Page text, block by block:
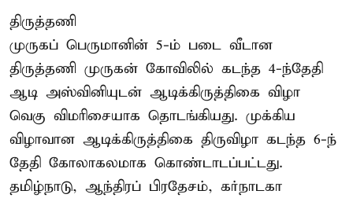
திருத்தணி
முருகப் பெருமானின் 5-ம் படை வீடான
திருத்தணி முருகன் கோவிலில் கடந்த 4-ந்தேதி
ஆடி அஸ்வினியுடன் ஆடிக்கிருத்திகை விழா
வெகு விமரிசையாக தொடங்கியது. முக்கிய
விழாவான ஆடிக்கிருத்திகை திருவிழா கடந்த 6-ந்
தேதி கோலாகலமாக கொண்டாடப்பட்டது.
தமிழ்நாடு, ஆந்திரப் பிரதேசம், கர்நாடகா